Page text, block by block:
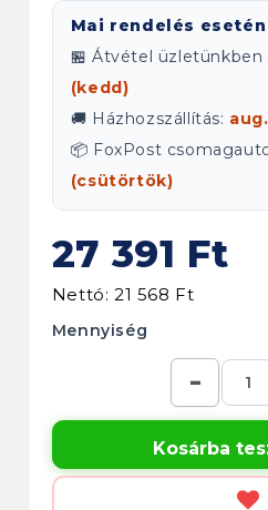
Mai rendelés esetén
🏪 Átvétel üzletünkben
(kedd)
🚚 Házhozszállítás:
📦 FoxPost
(csütörtök)
27 391 Ft
Nettó: 21 568 Ft
Mennyiség
Kosárba